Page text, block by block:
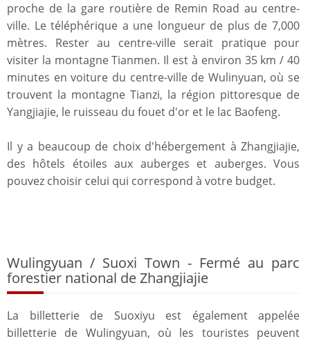
proche de la gare routière de Remin Road au centre-
ville. Le téléphérique a une longueur de plus de 7,000
mètres. Rester au centre-ville serait pratique pour
visiter la montagne Tianmen. Il est à environ 35 km / 40
minutes en voiture du centre-ville de Wulinyuan, où se
trouvent la montagne Tianzi, la région pittoresque de
Yangjiajie, le ruisseau du fouet d'or et le lac Baofeng.
Il y a beaucoup de choix d'hébergement à Zhangjiajie,
des hôtels étoiles aux auberges et auberges. Vous
pouvez choisir celui qui correspond à votre budget.
Wulingyuan / Suoxi Town - Fermé au parc
forestier national de Zhangjiajie
La billetterie de Suoxiyu est également appelée
billetterie de Wulingyuan, où les touristes peuvent